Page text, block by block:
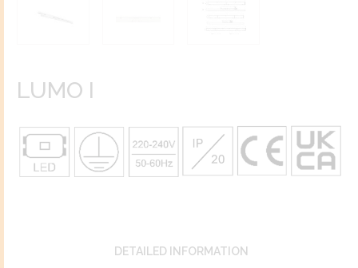
LUMO I
DETAILED INFORMATION